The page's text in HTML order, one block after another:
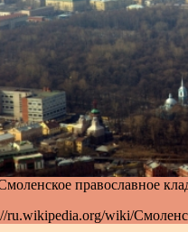
православное
ru.wikipedia.org/wiki/